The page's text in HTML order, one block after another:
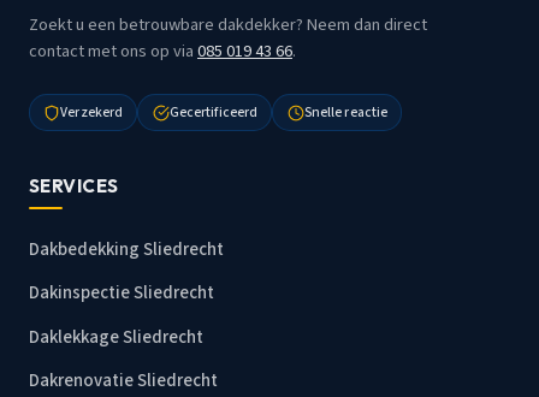
Zoekt u een betrouwbare dakdekker? Neem dan direct
contact met ons op via085 019 43 66.
Verzekerd Gecertificeerd Snelle reactie
SERVICES
Dakbedekking Sliedrecht
Dakinspectie Sliedrecht
Daklekkage Sliedrecht
Dakrenovatie Sliedrecht